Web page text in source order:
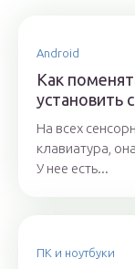
Android
Как
установить
На всех
клавиатура,
У нее есть...
ПК и ноутбуки